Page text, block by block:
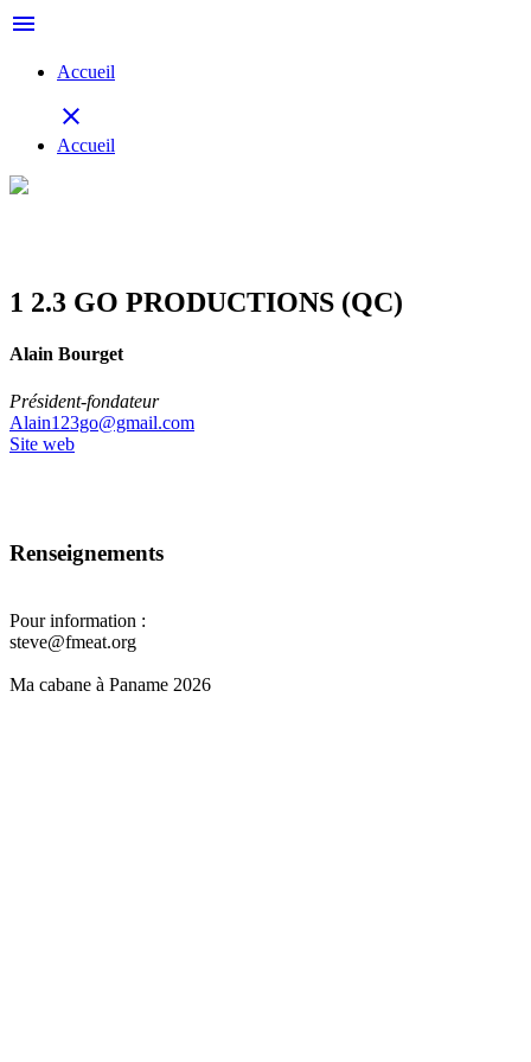
menu
Accueil
close
Accueil
1 2.3 GO PRODUCTIONS (QC)
Alain Bourget
Président-fondateur
Alain123go@gmail.com
Site web
Renseignements
Pour information :
steve@fmeat.org
Ma cabane à Paname 2026